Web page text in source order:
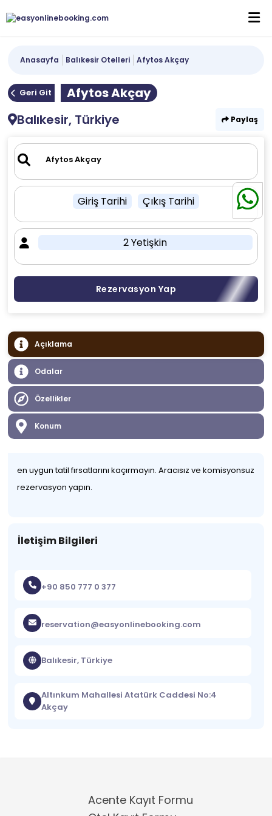
Anasayfa Balıkesir Otelleri Afytos Akçay
Geri Git
Afytos Akçay
Balıkesir, Türkiye
Paylaş
Giriş Tarihi Çıkış Tarihi
2 Yetişkin
Rezervasyon Yap
Açıklama
Odalar
Özellikler
Konum
en uygun tatil fırsatlarını kaçırmayın. Aracısız ve komisyonsuz
rezervasyon yapın.
İletişim Bilgileri
+90 850 777 0 377
reservation@easyonlinebooking.com
Balıkesir, Türkiye
Altınkum Mahallesi Atatürk Caddesi No:4
Akçay
Acente Kayıt Formu